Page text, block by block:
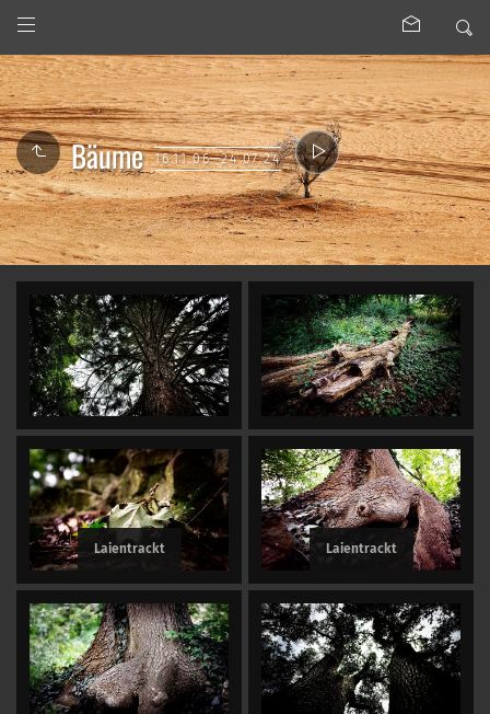
Bäume 16.11.06—24.07.24
Laientrackt Laientrackt